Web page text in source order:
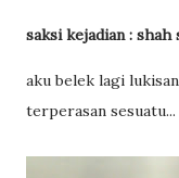
saksi kejadian : shah
aku belek lagi
terperasan sesuatu...